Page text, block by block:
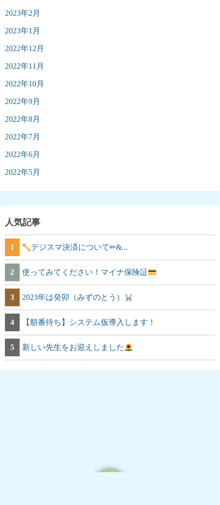
2023年2月
2023年1月
2022年12月
2022年11月
2022年10月
2022年9月
2022年8月
2022年7月
2022年6月
2022年5月
人気記事
1 デジスマ決済について✏&...
2 使ってみてください！マイナ保険証
3 2023年は癸卯（みずのとう）
4 【順番待ち】システム仮導入します！
5 新しい先生をお迎えしました